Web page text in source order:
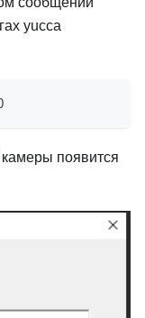
yucca
появится